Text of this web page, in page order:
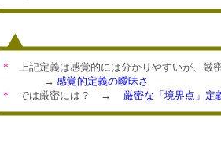
* 上記定義は感覚的には分かりやすいが、厳
→ 感覚的定義の曖昧さ
* では厳密には？ → 厳密な「境界点」定